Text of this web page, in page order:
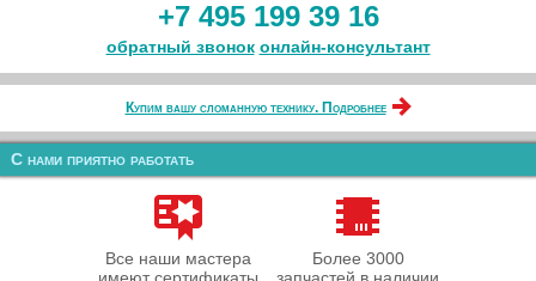
+7 495 199 39 16
обратный звонок онлайн‑консультант
Купим вашу сломанную технику. Подробнее
С нами приятно работать
Все наши мастера
Более 3000